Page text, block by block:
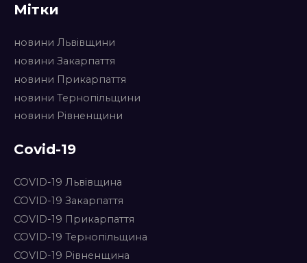
Мітки
новини Львівщини
новини Закарпаття
новини Прикарпаття
новини Тернопільщини
новини Рівненщини
Covid-19
COVID-19 Львівщина
COVID-19 Закарпаття
COVID-19 Прикарпаття
COVID-19 Тернопільщина
COVID-19 Рівненщина